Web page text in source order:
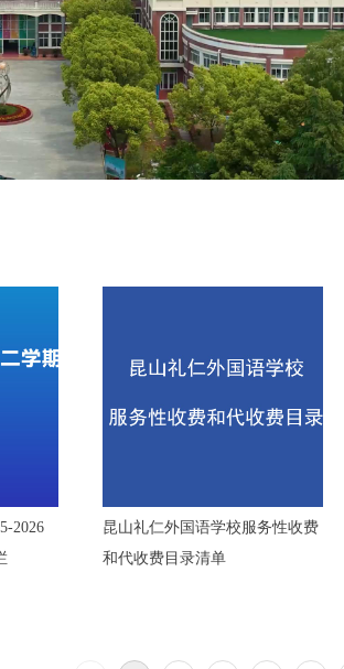
2026
昆山礼仁外国语学校服务性收费
和代收费目录清单